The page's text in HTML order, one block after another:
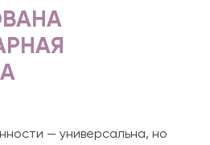
— универсальна, но